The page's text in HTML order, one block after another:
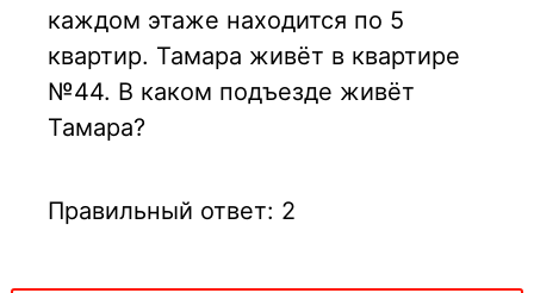
каждом этаже находится по 5
квартир. Тамара живёт в квартире
№44. В каком подъезде живёт
Тамара?
Правильный ответ: 2